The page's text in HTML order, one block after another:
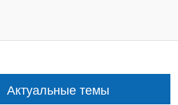
Актуальные темы